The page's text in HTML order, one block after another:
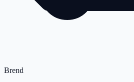
Brend